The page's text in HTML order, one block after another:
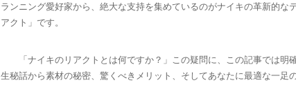
ランニング愛好家から、絶大な支持を集めているのがナイキの革新的な
アクト」です。
「ナイキのリアクトとは何ですか？」この疑問に、この記事では明
生秘話から素材の秘密、驚くべきメリット、そしてあなたに最適な一足